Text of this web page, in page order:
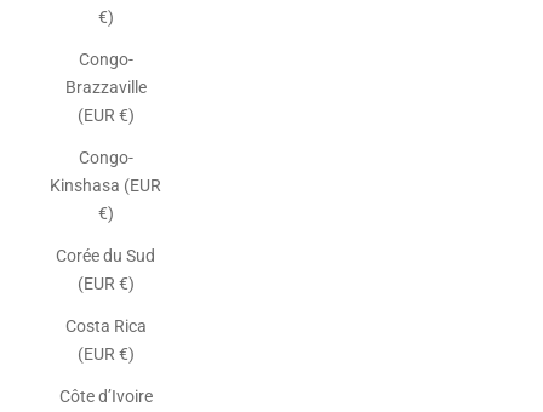
€)
Congo-
Brazzaville
(EUR €)
Congo-
Kinshasa (EUR
€)
Corée du Sud
(EUR €)
Costa Rica
(EUR €)
Côte d’Ivoire